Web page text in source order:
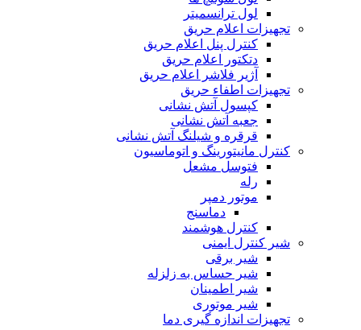
لول ترانسمیتر
تجهیزات اعلام حریق
کنترل پنل اعلام حریق
دتکتور اعلام حریق
آژیر فلاشر اعلام حریق
تجهیزات اطفاء حریق
کپسول آتش نشانی
جعبه آتش نشانی
قرقره و شیلنگ آتش نشانی
کنترل مانیتورینگ و اتوماسیون
فتوسل مشعل
رله
موتور دمپر
دماسنج
کنترل هوشمند
شیر کنترل ایمنی
شیر برقی
شیر حساس به زلزله
شیر اطمینان
شیر موتوری
تجهیزات اندازه گیری دما